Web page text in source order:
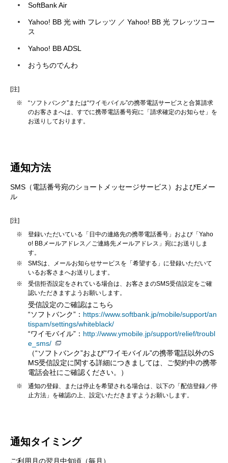
SoftBank Air
Yahoo! BB 光 with フレッツ ／ Yahoo! BB 光 フレッツコー
ス
Yahoo! BB ADSL
おうちのでんわ
[注]
※
“ソフトバンク”または“ワイモバイル”の携帯電話サービスと合算請求
のお客さまへは、すでに携帯電話番号宛に「請求確定のお知らせ」を
お送りしております。
通知方法
SMS（電話番号宛のショートメッセージサービス）およびEメー
ル
[注]
※
登録いただいている「日中の連絡先の携帯電話番号」および「Yaho
o! BBメールアドレス／ご連絡先メールアドレス」宛にお送りしま
す。
※
SMSは、メールお知らせサービスを「希望する」に登録いただいて
いるお客さまへお送りします。
※
受信拒否設定をされている場合は、お客さまのSMS受信設定をご確
認いただきますようお願いします。
受信設定のご確認はこちら
“ソフトバンク”： https://www.softbank.jp/mobile/support/an
tispam/settings/whiteblack/
“ワイモバイル”： http://www.ymobile.jp/support/relief/troubl
e_sms/
（“ソフトバンク”および“ワイモバイル”の携帯電話以外のS
MS受信設定に関する詳細につきましては、ご契約中の携帯
電話会社にご確認ください。）
※
通知の登録、または停止を希望される場合は、以下の「配信登録／停
止方法」を確認の上、設定いただきますようお願いします。
通知タイミング
ご利用月の翌月中旬頃（毎月）